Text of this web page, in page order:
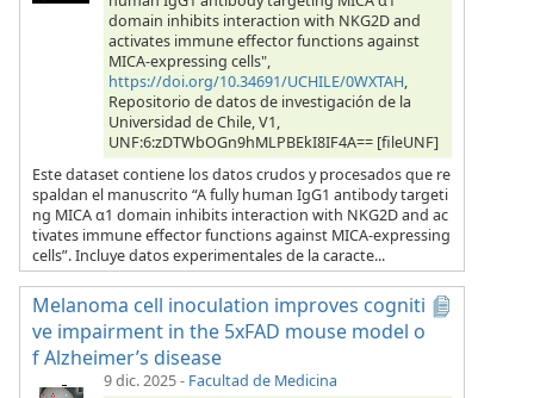
domain inhibits interaction with NKG2D and
activates immune effector functions against
MICA-expressing cells",
https://doi.org/10.34691/UCHILE/0WXTAH,
Repositorio de datos de investigación de la
Universidad de Chile, V1,
UNF:6:zDTWbOGn9hMLPBEkI8IF4A== [fileUNF]
Este dataset contiene los datos crudos y procesados que re
spaldan el manuscrito “A fully human IgG1 antibody targeti
ng MICA α1 domain inhibits interaction with NKG2D and ac
tivates immune effector functions against MICA-expressing
cells”. Incluye datos experimentales de la caracte...
Melanoma cell inoculation improves cogniti
ve impairment in the 5xFAD mouse model o
f Alzheimer’s disease
9 dic. 2025- Facultad de Medicina